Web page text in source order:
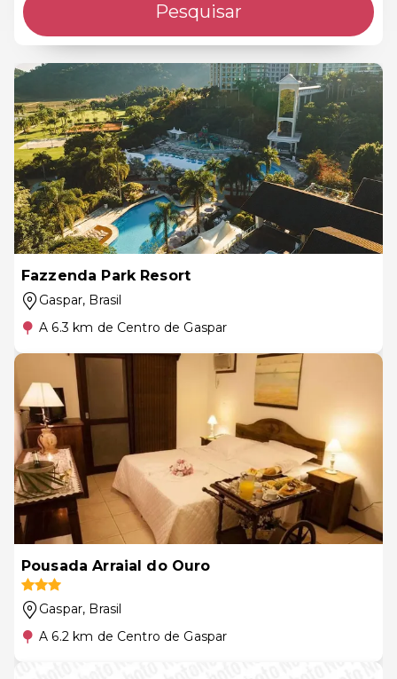
Pesquisar
Fazzenda Park Resort
Gaspar, Brasil
A 6.3 km de Centro de Gaspar
Pousada Arraial do Ouro
Gaspar, Brasil
A 6.2 km de Centro de Gaspar